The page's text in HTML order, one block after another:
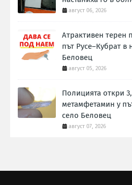
август 06, 2026
Атрактивен терен
път Русе–Кубрат в
Беловец
август 05, 2026
Полицията откри
метамфетамин у
село Беловец
август 07, 2026